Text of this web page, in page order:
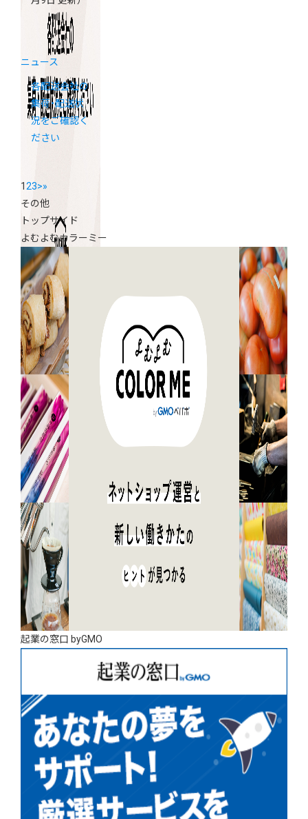
ニュース
各配送会社の
集荷・配送状
況をご確認く
ださい
123>»
その他
トップサイド
よむよむカラーミー
起業の窓口 byGMO